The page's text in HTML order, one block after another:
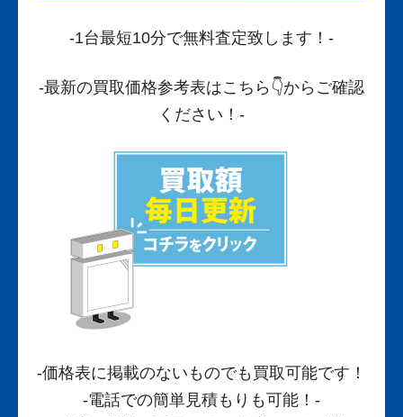
-1台最短10分で無料査定致します！-
-最新の買取価格参考表はこちら 👇からご確認
ください！-
-価格表に掲載のないものでも買取可能です！
-電話での簡単見積もりも可能！-